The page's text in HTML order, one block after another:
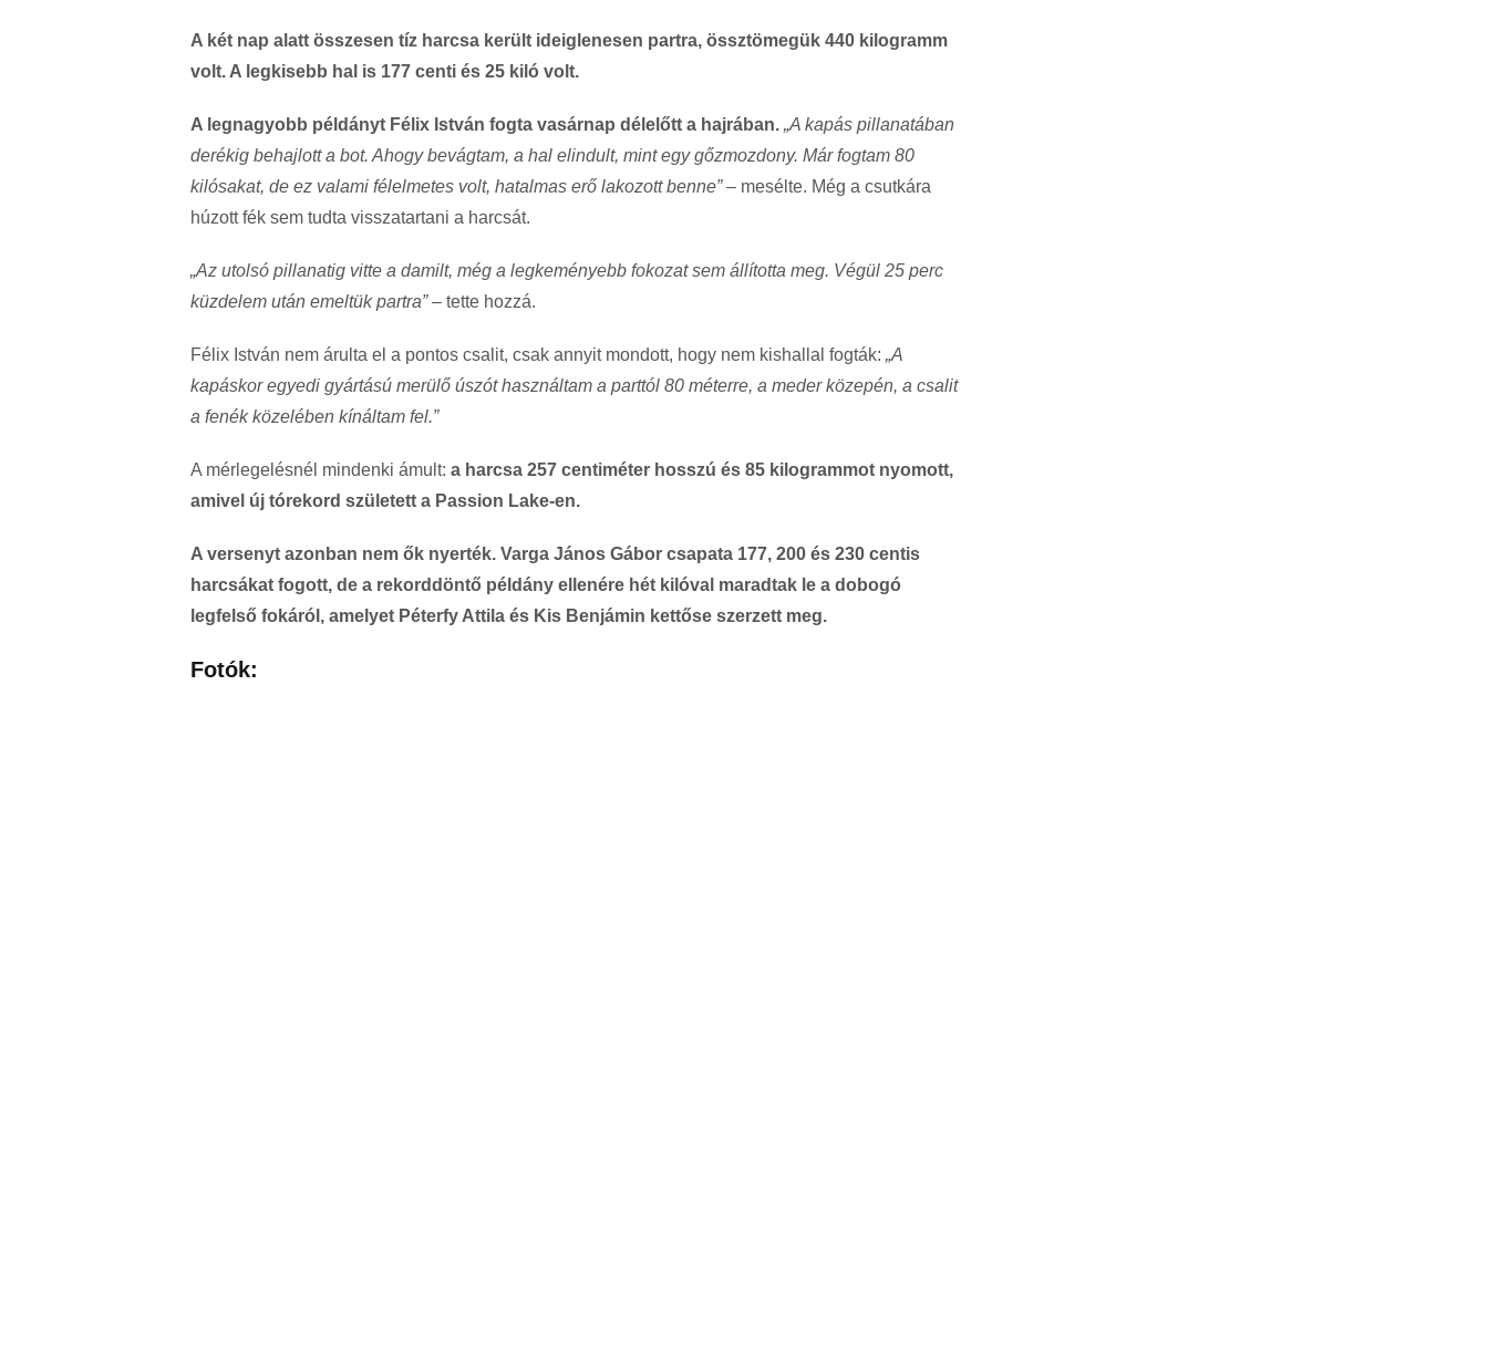
A két nap alatt összesen tíz harcsa került ideiglenesen partra, össztömegük 440 kilogramm
volt. A legkisebb hal is 177 centi és 25 kiló volt.
A legnagyobb példányt Félix István fogta vasárnap délelőtt a hajrában. „A kapás pillanatában
derékig behajlott a bot. Ahogy bevágtam, a hal elindult, mint egy gőzmozdony. Már fogtam 80
kilósakat, de ez valami félelmetes volt, hatalmas erő lakozott benne”– mesélte. Még a csutkára
húzott fék sem tudta visszatartani a harcsát.
„Az utolsó pillanatig vitte a damilt, még a legkeményebb fokozat sem állította meg. Végül 25 perc
küzdelem után emeltük partra”– tette hozzá.
Félix István nem árulta el a pontos csalit, csak annyit mondott, hogy nem kishallal fogták: „A
kapáskor egyedi gyártású merülő úszót használtam a parttól 80 méterre, a meder közepén, a csalit
a fenék közelében kínáltam fel.”
A mérlegelésnél mindenki ámult: a harcsa 257 centiméter hosszú és 85 kilogrammot nyomott,
amivel új tórekord született a Passion Lake-en.
A versenyt azonban nem ők nyerték. Varga János Gábor csapata 177, 200 és 230 centis
harcsákat fogott, de a rekorddöntő példány ellenére hét kilóval maradtak le a dobogó
legfelső fokáról, amelyet Péterfy Attila és Kis Benjámin kettőse szerzett meg.
Fotók: